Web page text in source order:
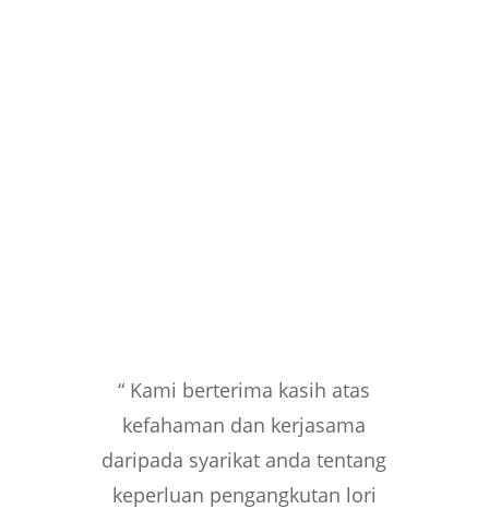
“ Kami berterima kasih atas
kefahaman dan kerjasama
daripada syarikat anda tentang
keperluan pengangkutan lori